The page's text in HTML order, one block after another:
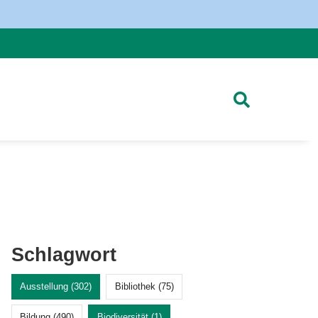
Schlagwort
Ausstellung (302) Bibliothek (75)